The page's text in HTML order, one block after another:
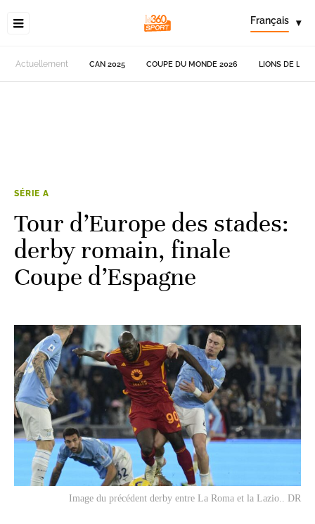
Français ▾
Actuellement CAN 2025 COUPE DU MONDE 2026 LIONS DE
SÉRIE A
Tour d’Europe des stades:
derby romain, finale
Coupe d’Espagne
Image du précédent derby entre La Roma et la Lazio.. DR